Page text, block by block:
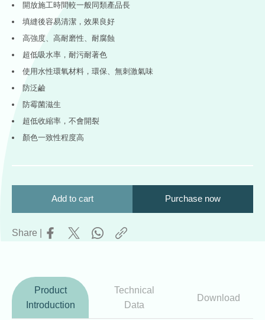
開放施工時間較一般同類產品長
填縫後容易清潔，效果良好
高強度、高耐磨性、耐腐蝕
超低吸水率，耐污耐著色
使用水性環氧材料，環保、無刺激氣味
防泛鹼
防霉菌滋生
超低收縮率，不會開裂
顏色一致性程度高
Add to cart Purchase now
Share |
Product
Introduction
Technical
Data
Download